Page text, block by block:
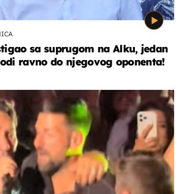
sa suprugom na Alku, jedan
ravno do njegovog oponenta!